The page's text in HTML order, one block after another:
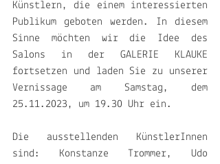
Künstlern, die einem interessierten
Publikum geboten werden. In diesem
Sinne möchten wir die Idee des
Salons in der GALERIE KLAUKE
fortsetzen und laden Sie zu unserer
Vernissage am Samstag, dem
25.11.2023, um 19.30 Uhr ein.
Die ausstellenden KünstlerInnen
sind: Konstanze Trommer, Udo